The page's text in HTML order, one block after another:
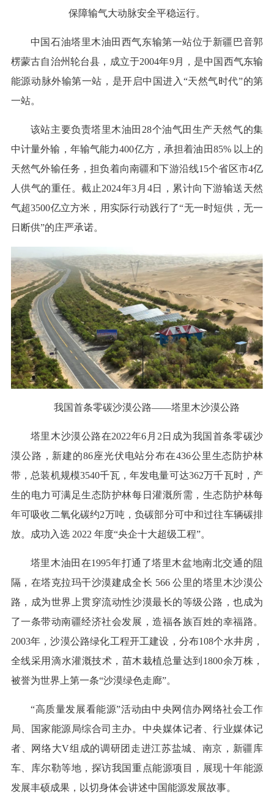
保障输气大动脉安全平稳运行。
中国石油塔里木油田西气东输第一站位于新疆巴音郭
楞蒙古自治州轮台县，成立于2004年9月，是中国西气东输
能源动脉外输第一站，是开启中国进入“天然气时代”的第
一站。
该站主要负责塔里木油田28个油气田生产天然气的集
中计量外输，年输气能力400亿方，承担着油田85% 以上的
天然气外输任务，担负着向南疆和下游沿线15个省区市4亿
人供气的重任。截止2024年3月4日，累计向下游输送天然
气超3500亿立方米，用实际行动践行了“无一时短供，无一
日断供”的庄严承诺。
我国首条零碳沙漠公路——塔里木沙漠公路
塔里木沙漠公路在2022年6月2日成为我国首条零碳沙
漠公路，新建的86座光伏电站分布在436公里生态防护林
带，总装机规模3540千瓦，年发电量可达362万千瓦时，产
生的电力可满足生态防护林每日灌溉所需，生态防护林每
年可吸收二氧化碳约2万吨，负碳部分可中和过往车辆碳排
放。成功入选 2022 年度“央企十大超级工程”。
塔里木油田在1995年打通了塔里木盆地南北交通的阻
隔，在塔克拉玛干沙漠建成全长 566 公里的塔里木沙漠公
路，成为世界上贯穿流动性沙漠最长的等级公路，也成为
了一条带动南疆经济社会发展，造福各族百姓的幸福路。
2003年，沙漠公路绿化工程开工建设，分布108个水井房，
全线采用滴水灌溉技术，苗木栽植总量达到1800余万株，
被誉为世界上第一条“沙漠绿色走廊”。
“高质量发展看能源”活动由中央网信办网络社会工作
局、国家能源局综合司主办。中央媒体记者、行业媒体记
者、网络大V组成的调研团走进江苏盐城、南京，新疆库
车、库尔勒等地，探访我国重点能源项目，展现十年能源
发展丰硕成果，以切身体会讲述中国能源发展故事。